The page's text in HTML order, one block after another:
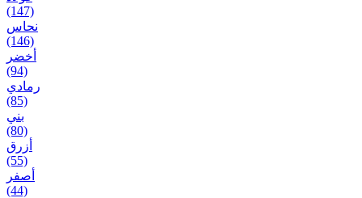
(147)
نحاس
(146)
أخضر
(94)
رمادي
(85)
بني
(80)
أزرق
(55)
أصفر
(44)